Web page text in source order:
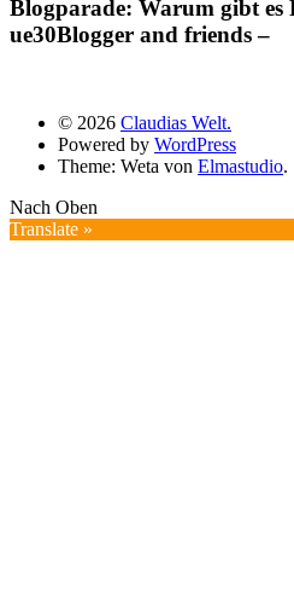
Blogparade: Warum gibt es
ue30Blogger and friends –
© 2026 Claudias Welt.
Powered by WordPress
Theme: Weta von Elmastudio.
Nach Oben
Translate »